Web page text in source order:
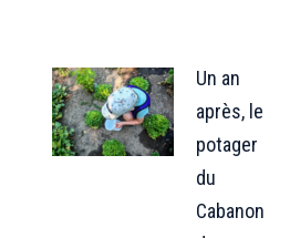
Un an
après, le
potager
du
Cabanon